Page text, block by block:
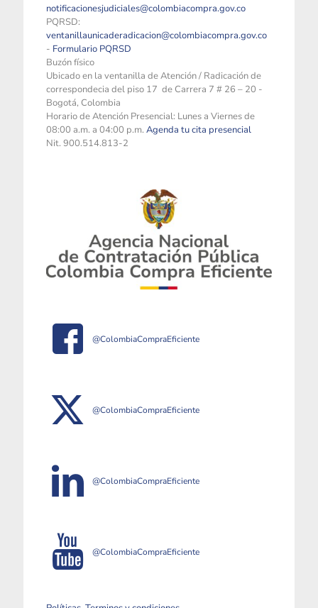
notificacionesjudiciales@colombiacompra.gov.co
PQRSD:
ventanillaunicaderadicacion@colombiacompra.gov.co
- Formulario PQRSD
Buzón físico
Ubicado en la ventanilla de Atención / Radicación de
correspondecia del piso 17 de Carrera 7 # 26 – 20 -
Bogotá, Colombia
Horario de Atención Presencial: Lunes a Viernes de
08:00 a.m. a 04:00 p.m. Agenda tu cita presencial
Nit. 900.514.813-2
@ColombiaCompraEficiente
@ColombiaCompraEficiente
@ColombiaCompraEficiente
@ColombiaCompraEficiente